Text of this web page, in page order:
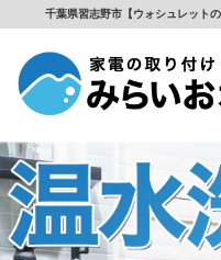
千葉県習志野市【ウォシュレット